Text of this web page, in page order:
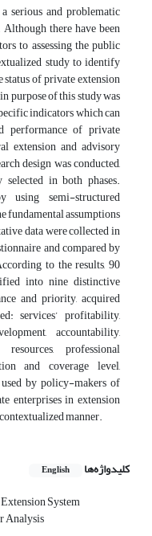
serious and problematic
there have been
to assessing the public
study to identify
of private extension
purpose of this study was
indicators which can
performance of private
extension and advisory
design was conducted,
in both phases.
using semi-structured
fundamental assumptions
data were collected in
and compared by
to the results, 90
into nine distinctive
and priority, acquired
services’ profitability,
accountability,
professional
and coverage level,
by policy-makers of
enterprises in extension
manner.
کلیدواژه‌ها English
System
Analysis